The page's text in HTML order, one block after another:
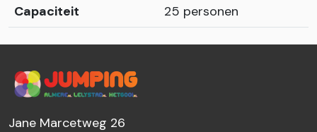
Capaciteit
25 personen
Jane Marcetweg 26